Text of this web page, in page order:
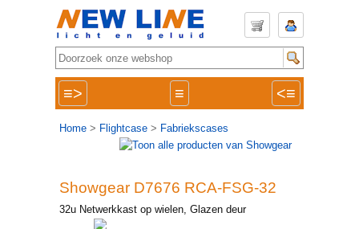
≡> ≡ <≡
Home > Flightcase > Fabriekscases
Showgear D7676 RCA-FSG-32
32u Netwerkkast op wielen, Glazen deur